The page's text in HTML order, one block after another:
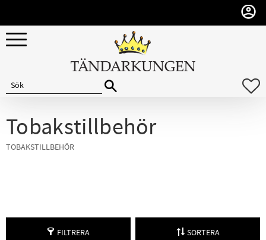
Meny
Tobakstillbehör
TOBAKSTILLBEHÖR
FILTRERA SORTERA